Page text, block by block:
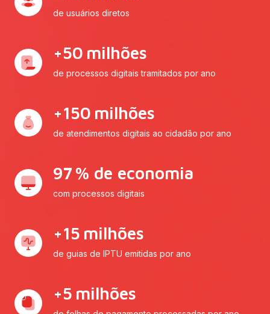
de usuários diretos
+50 milhões
de processos digitais tramitados por ano
+150 milhões
de atendimentos digitais ao cidadão por ano
97 % de economia
com processos digitais
+15 milhões
de guias de IPTU emitidas por ano
+5 milhões